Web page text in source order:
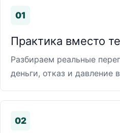
01
Практика вместо
Разбираем реальные
деньги, отказ и давление
02